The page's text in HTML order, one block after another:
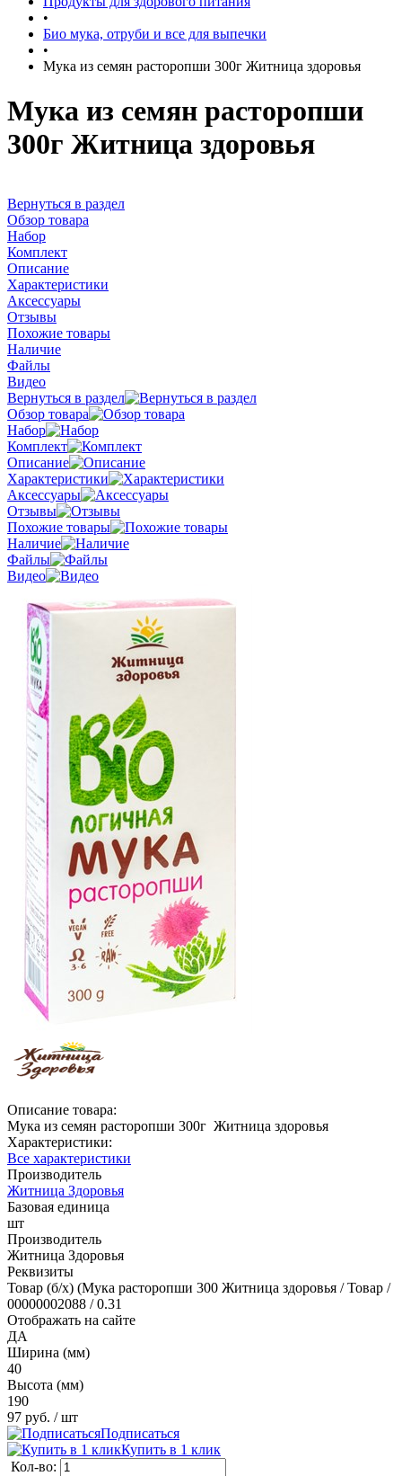
•
Био мука, отруби и все для выпечки
•
Мука из семян расторопши 300г Житница здоровья
Мука из семян расторопши
300г Житница здоровья
Вернуться в раздел
Обзор товара
Набор
Комплект
Описание
Характеристики
Аксессуары
Отзывы
Похожие товары
Наличие
Файлы
Видео
Вернуться в раздел
Обзор товара
Набор
Комплект
Описание
Характеристики
Аксессуары
Отзывы
Похожие товары
Наличие
Файлы
Видео
Описание товара:
Мука из семян расторопши 300г Житница здоровья
Характеристики:
Все характеристики
Производитель
Житница Здоровья
Базовая единица
шт
Производитель
Житница Здоровья
Реквизиты
Товар (б/х) (Мука расторопши 300 Житница здоровья / Товар /
00000002088 / 0.31
Отображать на сайте
ДА
Ширина (мм)
40
Высота (мм)
190
97 руб. / шт
Подписаться
Купить в 1 клик
Кол-во: